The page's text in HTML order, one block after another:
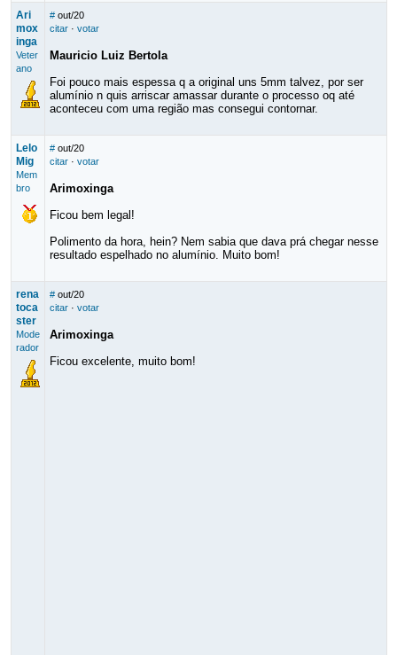
Ari
mox
inga
Veter
ano
# out/20
citar· votar
Mauricio Luiz Bertola
Foi pouco mais espessa q a original uns 5mm talvez, por ser
alumínio n quis arriscar amassar durante o processo oq até
aconteceu com uma região mas consegui contornar.
Lelo
Mig
Mem
bro
# out/20
citar· votar
Arimoxinga
Ficou bem legal!
Polimento da hora, hein? Nem sabia que dava prá chegar nesse
resultado espelhado no alumínio. Muito bom!
rena
toca
ster
Mode
rador
# out/20
citar· votar
Arimoxinga
Ficou excelente, muito bom!